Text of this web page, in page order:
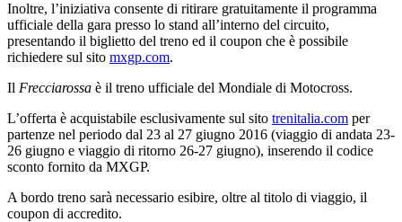
Inoltre, l’iniziativa consente di ritirare gratuitamente il programma
ufficiale della gara presso lo stand all’interno del circuito,
presentando il biglietto del treno ed il coupon che è possibile
richiedere sul sito mxgp.com.
Il Frecciarossa è il treno ufficiale del Mondiale di Motocross.
L’offerta è acquistabile esclusivamente sul sito trenitalia.com per
partenze nel periodo dal 23 al 27 giugno 2016 (viaggio di andata 23-
26 giugno e viaggio di ritorno 26-27 giugno), inserendo il codice
sconto fornito da MXGP.
A bordo treno sarà necessario esibire, oltre al titolo di viaggio, il
coupon di accredito.